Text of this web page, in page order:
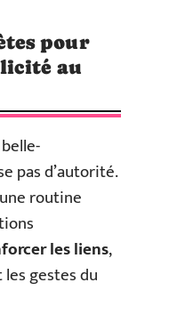
pour
au
belle-
pas d’autorité.
routine
les liens,
gestes du